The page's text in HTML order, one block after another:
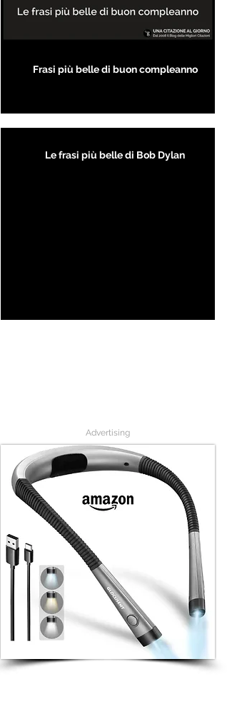
Frasi più belle di buon compleanno
Le frasi più belle di Bob Dylan
Advertising